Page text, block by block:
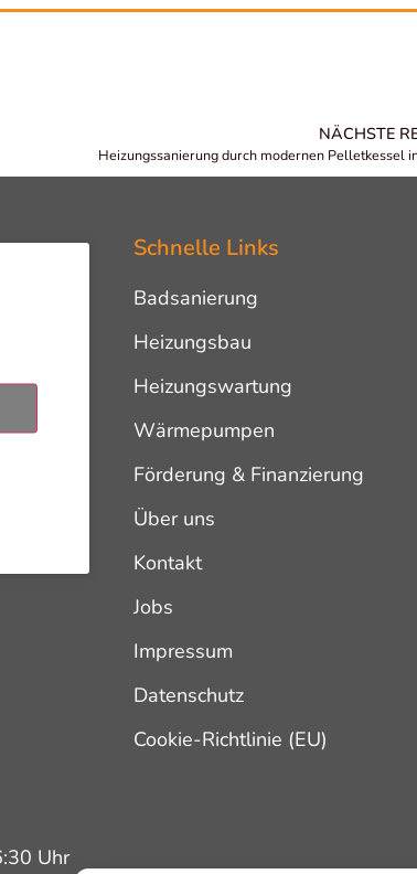
NÄCHSTE
Heizungssanierung durch modernen Pelletkessel
Uhr
Schnelle Links
Badsanierung
Heizungsbau
Heizungswartung
Wärmepumpen
Förderung & Finanzierung
Über uns
Kontakt
Jobs
Impressum
Datenschutz
Cookie-Richtlinie (EU)